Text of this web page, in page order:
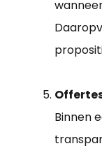
Binnen